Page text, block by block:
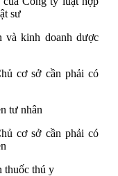
sư
và kinh doanh dược
cơ sở cần phải có
tư nhân
cơ sở cần phải có
thuốc thú y